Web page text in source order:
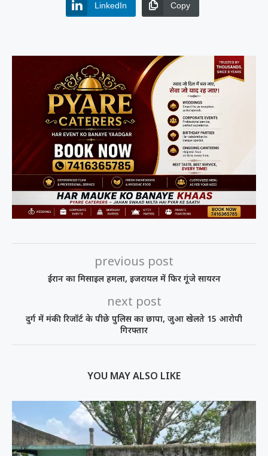
LinkedIn Copy
previous post
ईरान का मिसाइल हमला, इजरायल में फिर गूंजे सायरन
next post
दुर्ग में मंकी रिजॉर्ट के पीछे पुलिस का छापा, जुआ खेलते 15 आरोपी
गिरफ्तार
YOU MAY ALSO LIKE